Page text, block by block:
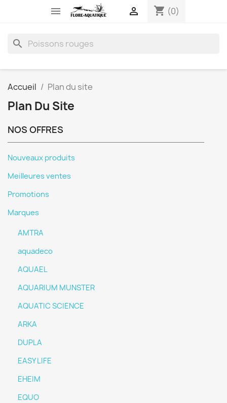
 shopping_cart (0)

search
Accueil Plan du site
Plan Du Site
NOS OFFRES
Nouveaux produits
Meilleures ventes
Promotions
Marques
AMTRA
aquadeco
AQUAEL
AQUARIUM MUNSTER
AQUATIC SCIENCE
ARKA
DUPLA
EASY LIFE
EHEIM
EQUO